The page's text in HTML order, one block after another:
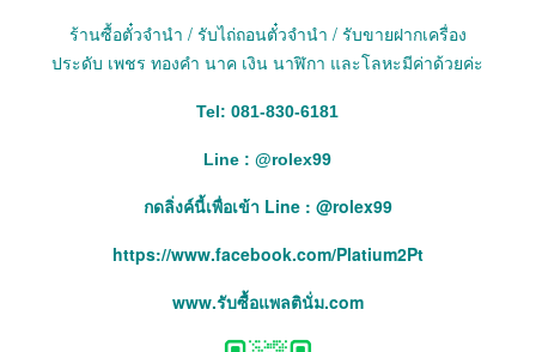
ร้านซื้อตั๋วจำนำ / รับไถ่ถอนตั๋วจำนำ / รับขายฝากเครื่อง
ประดับ เพชร ทองคำ นาค เงิน นาฬิกา และโลหะมีค่าด้วยค่ะ
Tel: 081-830-6181
Line : @rolex99
กดลิ่งค์นี้เพื่อเข้า Line : @rolex99
https://www.facebook.com/Platium2Pt
www.รับซื้อแพลตินั่ม.com